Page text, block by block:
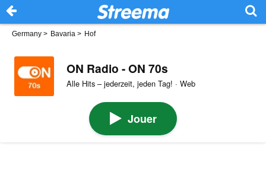
Germany > Bavaria > Hof
ON Radio - ON 70s
Alle Hits – jederzeit, jeden Tag! · Web
Jouer